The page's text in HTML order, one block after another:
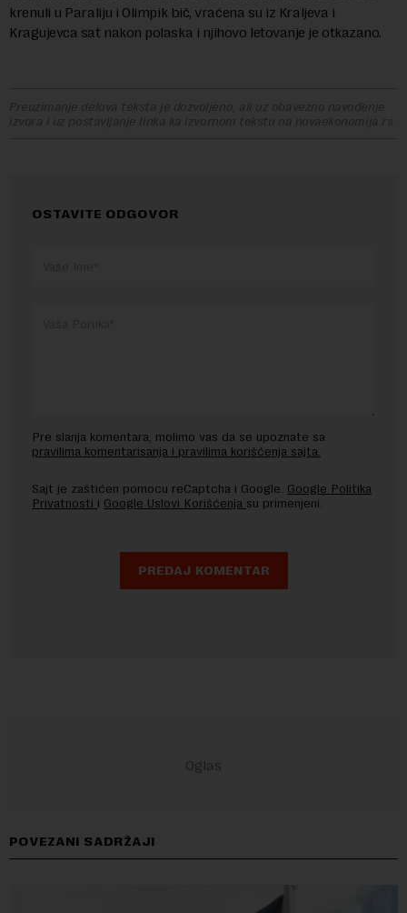
krenuli u Paraliju i Olimpik bič, vraćena su iz Kraljeva i
Kragujevca sat nakon polaska i njihovo letovanje je otkazano.
Preuzimanje delova teksta je dozvoljeno, ali uz obavezno navođenje
izvora i uz postavljanje linka ka izvornom tekstu na novaekonomija.rs
OSTAVITE ODGOVOR
Pre slanja komentara, molimo vas da se upoznate sa
pravilima komentarisanja i pravilima korišćenja sajta.
Sajt je zaštićen pomocu reCaptcha i Google. Google Politika
Privatnosti i Google Uslovi Korišćenja su primenjeni.
POVEZANI SADRŽAJI